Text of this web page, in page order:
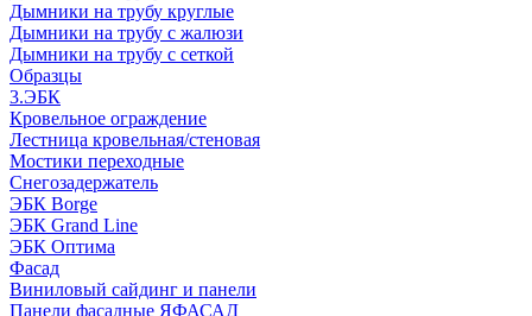
Дымники на трубу круглые
Дымники на трубу с жалюзи
Дымники на трубу с сеткой
Образцы
3.ЭБК
Кровельное ограждение
Лестница кровельная/стеновая
Мостики переходные
Снегозадержатель
ЭБК Borge
ЭБК Grand Line
ЭБК Оптима
Фасад
Виниловый сайдинг и панели
Панели фасадные ЯФАСАД